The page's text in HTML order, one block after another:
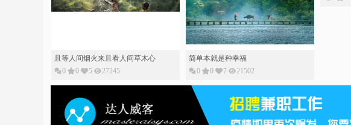
且等人间烟火来且看人间草木心
0
0 5 27245
简单本就是种幸福
0
0 7 21502